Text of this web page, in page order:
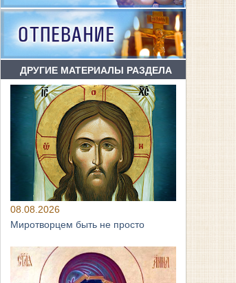
ДРУГИЕ МАТЕРИАЛЫ РАЗДЕЛА
08.08.2026
Миротворцем быть не просто